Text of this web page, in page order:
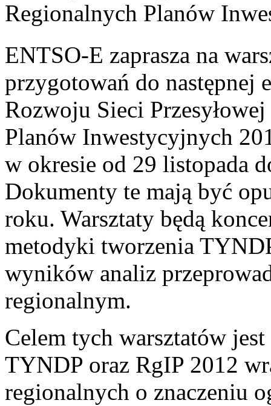
Regionalnych Planów
ENTSO-E zaprasza na
przygotowań do następnej
Rozwoju Sieci
Planów Inwestycyjnych
w okresie od 29 listopada
Dokumenty te mają być
roku. Warsztaty będą
metodyki tworzenia
wyników analiz
regionalnym.
Celem tych warsztatów
TYNDP oraz RgIP 2012
regionalnych o znaczeniu